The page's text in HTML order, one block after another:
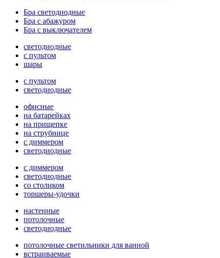
Бра светодиодные
Бра с абажуром
Бра с выключателем
светодиодные
с пультом
шары
с пультом
светодиодные
офисные
на батарейках
на прищепке
на струбнице
с диммером
светодиодные
с диммером
светодиодные
со столиком
торшеры-удочки
настенные
потолочные
светодиодные
потолочные светильники для ванной
встраиваемые